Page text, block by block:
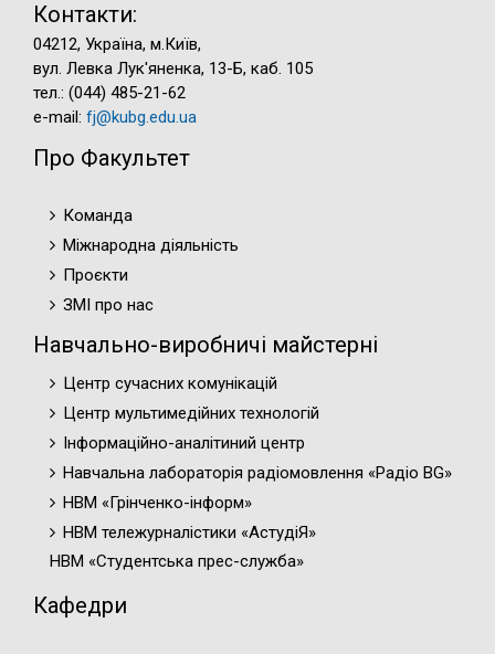
Контакти:
04212, Україна, м.Київ,
вул. Левка Лук'яненка, 13-Б, каб. 105
тел.: (044) 485-21-62
e-mail: fj@kubg.edu.ua
Про Факультет
Команда
Міжнародна діяльність
Проєкти
ЗМІ про нас
Навчально-виробничі майстерні
Центр сучасних комунікацій
Центр мультимедійних технологій
Інформаційно-аналітиний центр
Навчальна лабораторія радіомовлення «Радіо BG»
НВМ «Грінченко-інформ»
НВМ тележурналістики «АстудіЯ»
НВМ «Студентська прес-служба»
Кафедри